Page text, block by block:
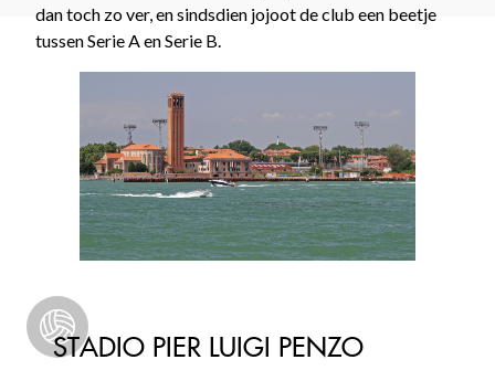
dan toch zo ver, en sindsdien jojoot de club een beetje
tussen Serie A en Serie B.
STADIO PIER LUIGI PENZO